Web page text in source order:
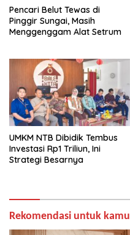
Pencari Belut Tewas di
Pinggir Sungai, Masih
Menggenggam Alat Setrum
UMKM NTB Dibidik Tembus
Investasi Rp1 Triliun, Ini
Strategi Besarnya
Rekomendasi untuk kamu